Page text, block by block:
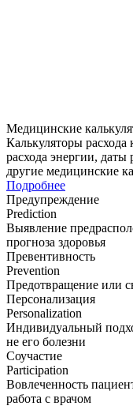
Медицинские
Калькуляторы
расхода энергии, даты
другие медицинские
Подробнее
Предупреждение
Prediction
Выявление
прогноза здоровья
Превентивность
Prevention
Предотвращение или
Персонализация
Personalization
Индивидуальный
не его болезни
Соучастие
Participation
Вовлеченность
работа с врачом